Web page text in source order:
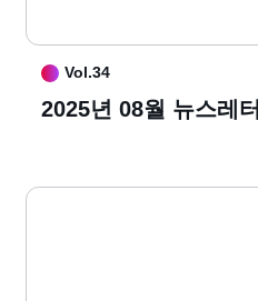
Vol.34
2025년 08월 뉴스레터